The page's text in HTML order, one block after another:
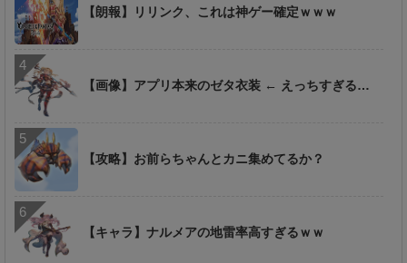
【朗報】リリンク、これは神ゲー確定ｗｗｗ
【画像】アプリ本来のゼタ衣装 ← えっちすぎる…
【攻略】お前らちゃんとカニ集めてるか？
【キャラ】ナルメアの地雷率高すぎるｗｗ